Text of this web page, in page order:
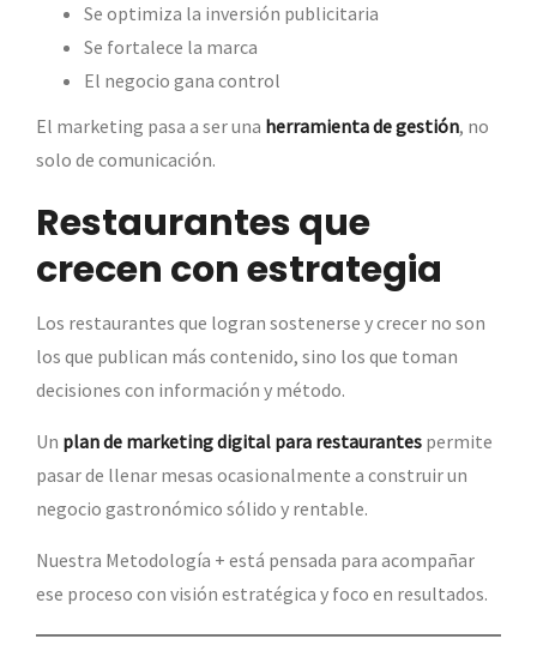
Se optimiza la inversión publicitaria
Se fortalece la marca
El negocio gana control
El marketing pasa a ser una herramienta de gestión, no
solo de comunicación.
Restaurantes que
crecen con estrategia
Los restaurantes que logran sostenerse y crecer no son
los que publican más contenido, sino los que toman
decisiones con información y método.
Un plan de marketing digital para restaurantes permite
pasar de llenar mesas ocasionalmente a construir un
negocio gastronómico sólido y rentable.
Nuestra Metodología + está pensada para acompañar
ese proceso con visión estratégica y foco en resultados.